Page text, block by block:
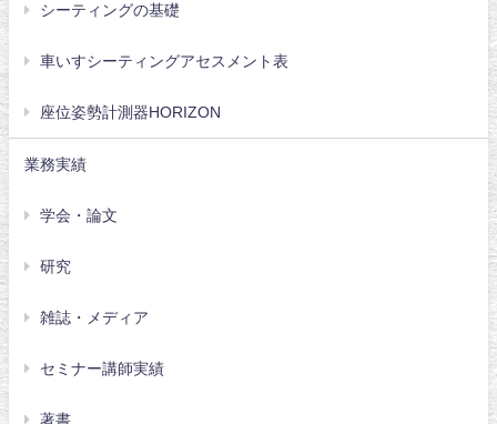
シーティングの基礎
車いすシーティングアセスメント表
座位姿勢計測器HORIZON
業務実績
学会・論文
研究
雑誌・メディア
セミナー講師実績
著書